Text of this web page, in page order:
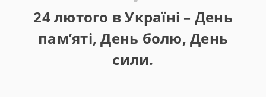
24 лютого в Україні – День
пам’яті, День болю, День
сили.